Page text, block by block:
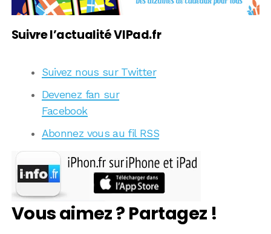
Suivre l’actualité VIPad.fr
Suivez nous sur Twitter
Devenez fan sur
Facebook
Abonnez vous au fil RSS
Vous aimez ? Partagez !